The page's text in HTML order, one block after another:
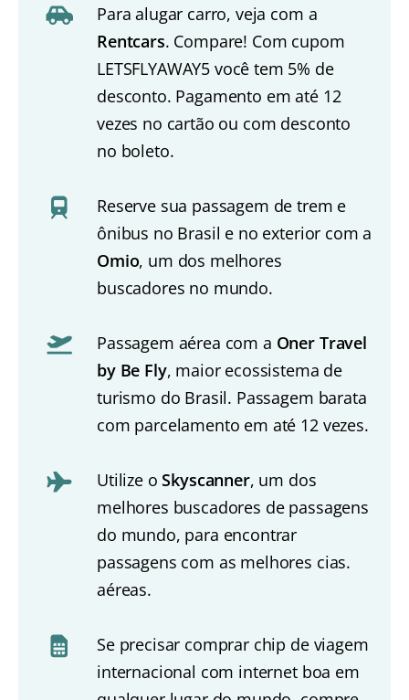
Para alugar carro, veja com a
Rentcars. Compare! Com cupom
LETSFLYAWAY5 você tem 5% de
desconto. Pagamento em até 12
vezes no cartão ou com desconto
no boleto.
Reserve sua passagem de trem e
ônibus no Brasil e no exterior com a
Omio, um dos melhores
buscadores no mundo.
Passagem aérea com a Oner Travel
by Be Fly, maior ecossistema de
turismo do Brasil. Passagem barata
com parcelamento em até 12 vezes.
Utilize oSkyscanner, um dos
melhores buscadores de passagens
do mundo, para encontrar
passagens com as melhores cias.
aéreas.
Se precisar comprar chip de viagem
internacional com internet boa em